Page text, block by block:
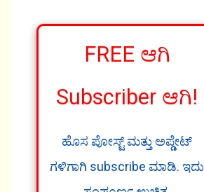
FREE ಆಗಿ
Subscriber ಆಗಿ!
ಹೊಸ ಪೋಸ್ಟ್ ಮತ್ತು ಅಪ್ಡೇಟ್
ಗಳಿಗಾಗಿ subscribe ಮಾಡಿ. ಇದು